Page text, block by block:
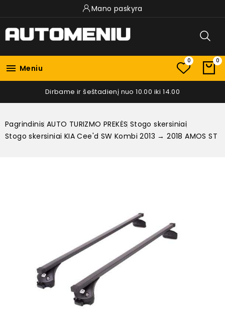
Mano paskyra
 Meniu
0 0
Dirbame ir šeštadienį nuo 10.00 iki 14.00
Pagrindinis AUTO TURIZMO PREKĖS Stogo skersiniai
Stogo skersiniai KIA Cee'd SW Kombi 2013 → 2018 AMOS ST